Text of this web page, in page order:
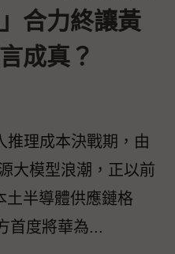
合力終讓黃
成真？
推理成本決戰期，由
大模型浪潮，正以前
土半導體供應鏈格
首度將華為...